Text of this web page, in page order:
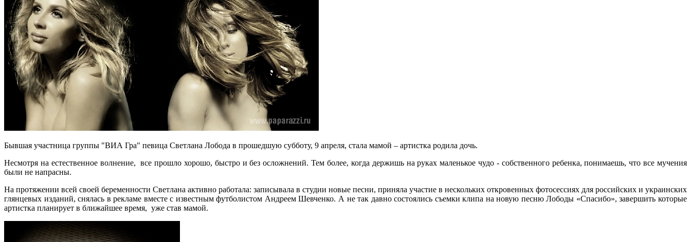
Бывшая участница группы "ВИА Гра" певица Светлана Лобода в прошедшую субботу, 9 апреля, стала мамой – артистка родила дочь.
Несмотря на естественное волнение, все прошло хорошо, быстро и без осложнений. Тем более, когда держишь на руках маленькое чудо - собственного ребенка, понимаешь, что все мучения
были не напрасны.
На протяжении всей своей беременности Светлана активно работала: записывала в студии новые песни, приняла участие в нескольких откровенных фотосессиях для российских и украинских
глянцевых изданий, снялась в рекламе вместе с известным футболистом Андреем Шевченко. А не так давно состоялись съемки клипа на новую песню Лободы «Спасибо», завершить которые
артистка планирует в ближайшее время, уже став мамой.